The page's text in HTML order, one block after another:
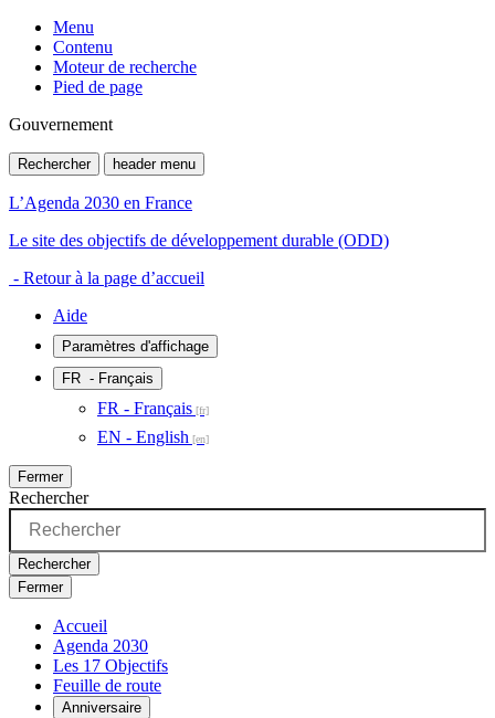
Menu
Contenu
Moteur de recherche
Pied de page
Gouvernement
Rechercher header menu
L’Agenda 2030 en France
Le site des objectifs de développement durable (ODD)
- Retour à la page d’accueil
Aide
Paramètres d'affichage
FR - Français
FR - Français
EN - English
Fermer
Rechercher
Rechercher
Fermer
Accueil
Agenda 2030
Les 17 Objectifs
Feuille de route
Anniversaire